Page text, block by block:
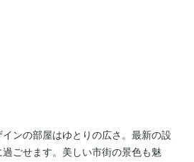
ンの部屋はゆとりの広さ。最新の設
ごせます。美しい市街の景色も魅